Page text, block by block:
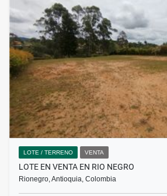
LOTE / TERRENO VENTA
LOTE EN VENTA EN RIO NEGRO
Rionegro, Antioquia, Colombia